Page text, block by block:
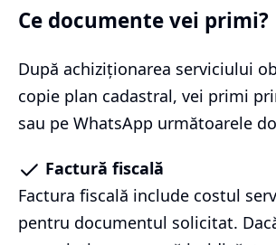
Ce documente vei primi?
După achiziționarea serviciului
copie plan cadastral, vei primi
sau pe WhatsApp următoarele
Factură fiscală
Factura fiscală include costul
pentru documentul solicitat.